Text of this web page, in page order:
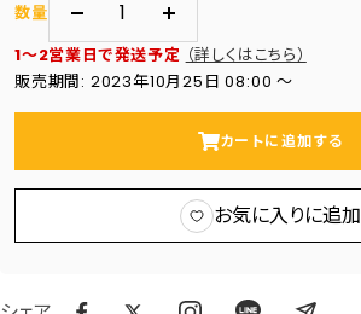
数量
量
を
す
数
量
を
す
1～2営業日で発送予定 （詳しくはこちら）
販売期間: 2023年10月25日 08:00 〜
カートに追加する
お気に入りに追加